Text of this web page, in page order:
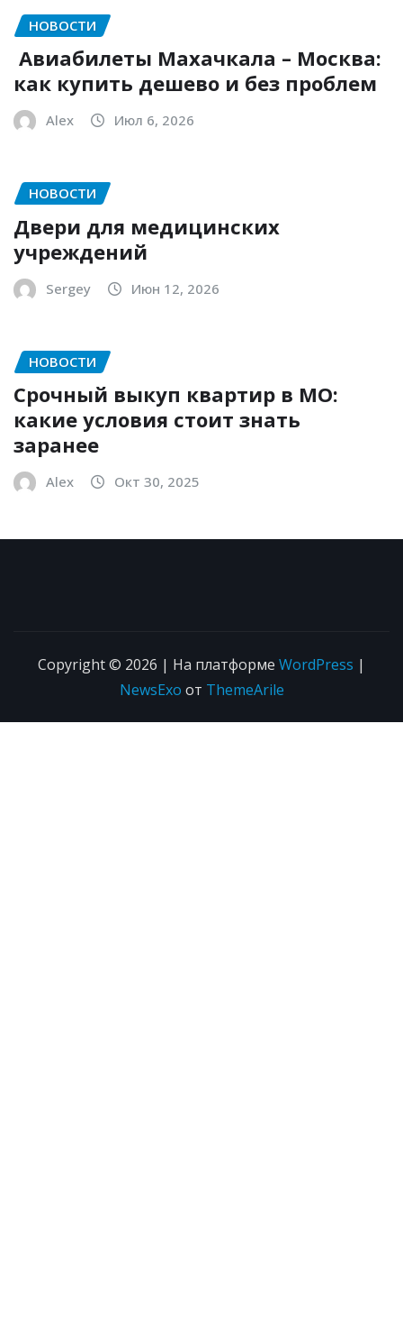
НОВОСТИ
Авиабилеты Махачкала – Москва:
как купить дешево и без проблем
Alex Июл 6, 2026
НОВОСТИ
Двери для медицинских
учреждений
Sergey Июн 12, 2026
НОВОСТИ
Срочный выкуп квартир в МО:
какие условия стоит знать
заранее
Alex Окт 30, 2025
Copyright © 2026 | На платформе WordPress |
NewsExo от ThemeArile